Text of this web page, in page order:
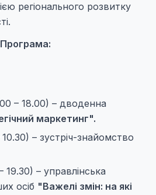
регіонального розвитку
.
Програма:
– 18.00) – дводенна
маркетинг".
– зустріч-знайомство
19.30) – управлінська
осіб "Важелі змін: на які